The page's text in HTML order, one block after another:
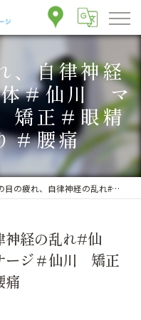
、自律神経
＃仙川 マ
矯正＃眼精
＃腰痛
神経の乱れ#仙川 整体＃仙川 マッサージ＃仙川 矯正＃眼精疲労＃肩こり＃腰痛
神経の乱れ#仙
ジ＃仙川 矯正
痛